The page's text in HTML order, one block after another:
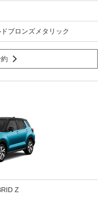
ブロンズメタリック
Z